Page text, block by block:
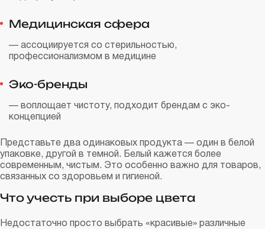
Медицинская сфера
— ассоциируется со стерильностью,
профессионализмом в медицине
Эко-бренды
— воплощает чистоту, подходит брендам с эко-
концепцией
Представьте два одинаковых продукта — один в белой
упаковке, другой в темной. Белый кажется более
современным, чистым. Это особенно важно для товаров,
связанных со здоровьем и гигиеной.
Что учесть при выборе цвета
Недостаточно просто выбрать «красивые» различные